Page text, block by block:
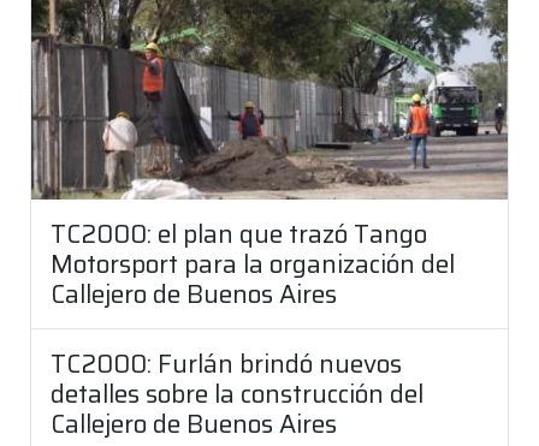
TC2000: el plan que trazó Tango
Motorsport para la organización del
Callejero de Buenos Aires
TC2000: Furlán brindó nuevos
detalles sobre la construcción del
Callejero de Buenos Aires